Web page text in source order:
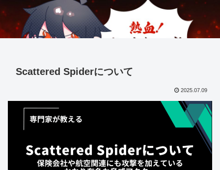
Scattered Spiderについて
2025.07.09